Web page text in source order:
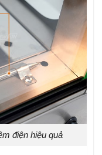
điện hiệu quả